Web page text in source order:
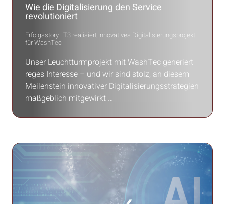
Wie die Digitalisierung den Service
revolutioniert
Erfolgsstory | T3 realisiert innovatives Digitalisierungsprojekt
für WashTec
Unser Leuchtturmprojekt mit WashTec generiert
reges Interesse – und wir sind stolz, an diesem
Meilenstein innovativer Digitalisierungsstrategien
maßgeblich mitgewirkt …